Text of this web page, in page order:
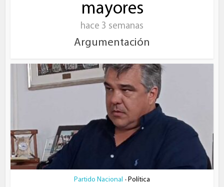
mayores
hace 3 semanas
Argumentación
Partido Nacional • Política